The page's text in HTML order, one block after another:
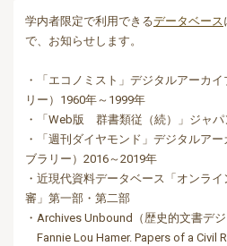
学内者限定で利用できるデータベース
で、お知らせします。
・「エコノミスト」デジタルアーカ
リー）1960年～1999年
・「Web版 群書類従（続）」ジャパ
・「週刊ダイヤモンド」 デジタルアー
ブラリー）2016～2019年
・近現代資料データベース「オンラ
審」第一部・第二部
・Archives Unbound（歴史的文書デジ
Fannie Lou Hamer. Papers of a Civil